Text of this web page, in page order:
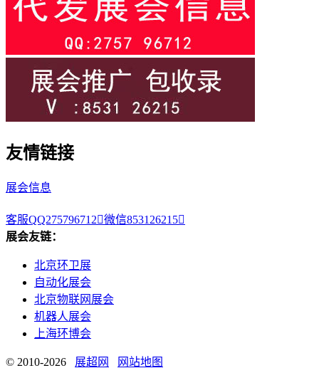
友情链接
展会信息
客服QQ275796712微信853126215
展会友链：
北京环卫展
自动化展会
北京物联网展会
机器人展会
上海环博会
© 2010-2026 展超网 网站地图